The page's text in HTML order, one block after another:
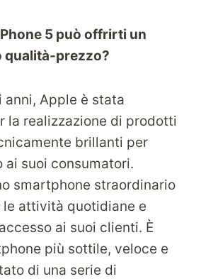
5 può offrirti un
qualità-prezzo?
anni, Apple è stata
la realizzazione di prodotti
brillanti per
suoi consumatori.
smartphone straordinario
attività quotidiane e
ai suoi clienti. È
più sottile, veloce e
di una serie di